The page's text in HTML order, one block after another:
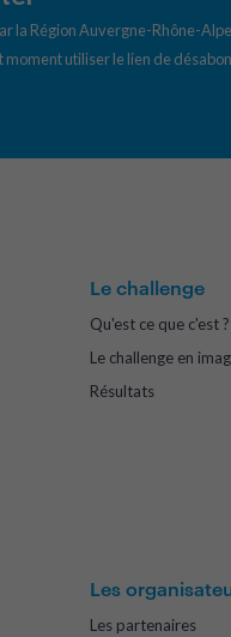
la Région Auvergne-Rhône-
utiliser le lien de
Le challenge
Qu'est ce que c'est ?
Le challenge en
Résultats
Les
Les partenaires